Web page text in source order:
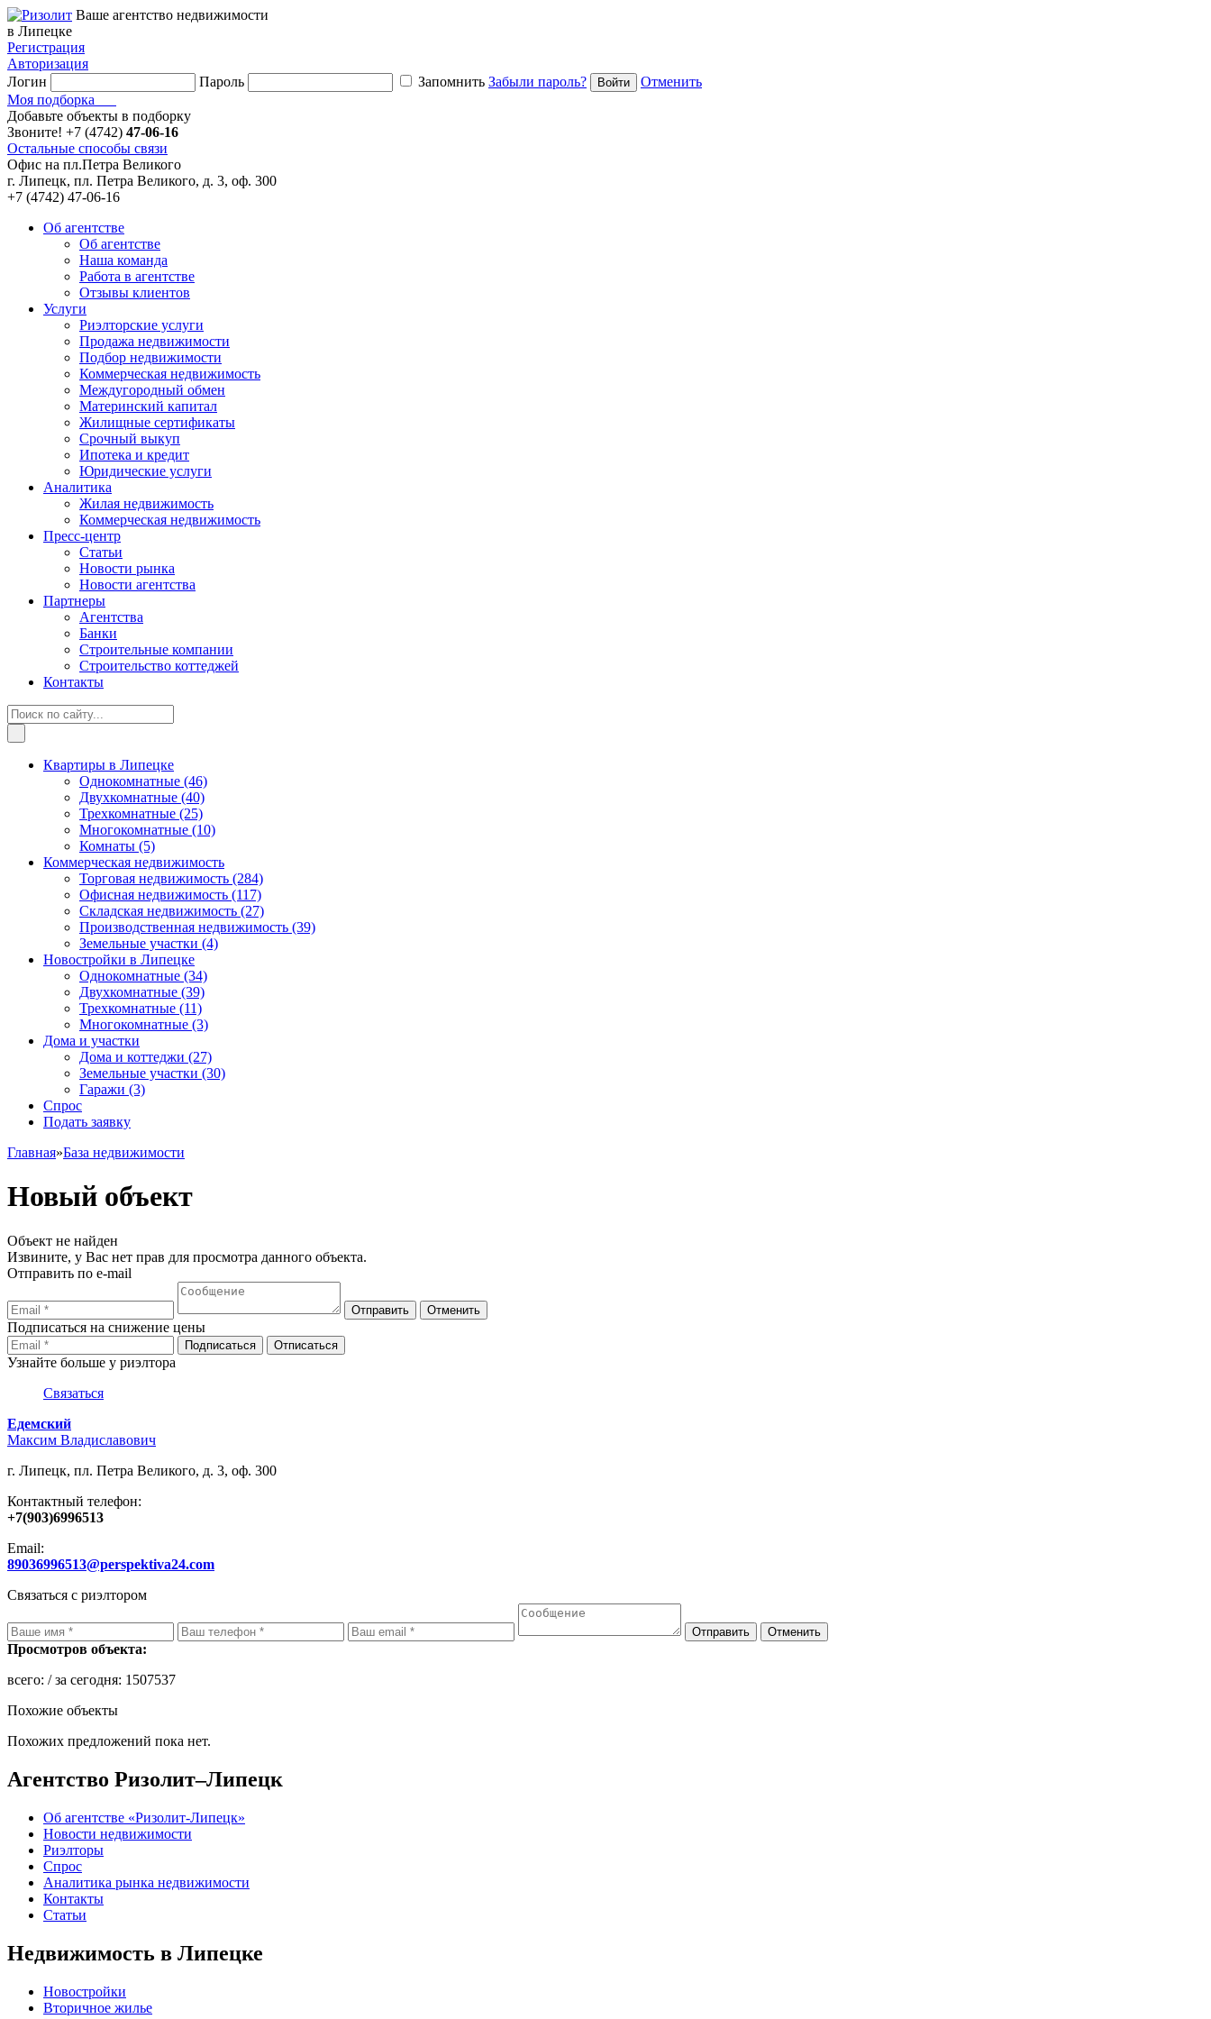
Ваше агентство недвижимости
в Липецке
Регистрация
Авторизация
Логин
Пароль Запомнить Забыли пароль?
Отменить
Моя подборка
Добавьте объекты в подборку
Звоните! +7 (4742) 47-06-16
Остальные способы связи
Офис на пл.Петра Великого
г. Липецк, пл. Петра Великого, д. 3, оф. 300
+7 (4742) 47-06-16
Об агентстве
Об агентстве
Наша команда
Работа в агентстве
Отзывы клиентов
Услуги
Риэлторские услуги
Продажа недвижимости
Подбор недвижимости
Коммерческая недвижимость
Междугородный обмен
Материнский капитал
Жилищные сертификаты
Срочный выкуп
Ипотека и кредит
Юридические услуги
Аналитика
Жилая недвижимость
Коммерческая недвижимость
Пресс-центр
Статьи
Новости рынка
Новости агентства
Партнеры
Агентства
Банки
Строительные компании
Строительство коттеджей
Контакты
Квартиры в Липецке
Однокомнатные (46)
Двухкомнатные (40)
Трехкомнатные (25)
Многокомнатные (10)
Комнаты (5)
Коммерческая недвижимость
Торговая недвижимость (284)
Офисная недвижимость (117)
Складская недвижимость (27)
Производственная недвижимость (39)
Земельные участки (4)
Новостройки в Липецке
Однокомнатные (34)
Двухкомнатные (39)
Трехкомнатные (11)
Многокомнатные (3)
Дома и участки
Дома и коттеджи (27)
Земельные участки (30)
Гаражи (3)
Спрос
Подать заявку
Главная»База недвижимости
Новый объект
Объект не найден
Извините, у Вас нет прав для просмотра данного объекта.
Отправить по e-mail
Подписаться на снижение цены
Узнайте больше у риэлтора
Связаться
Едемский
Максим Владиславович
г. Липецк, пл. Петра Великого, д. 3, оф. 300
Контактный телефон:
+7(903)6996513
Email:
89036996513@perspektiva24.com
Связаться с риэлтором
Просмотров объекта:
всего: / за сегодня: 1507537
Похожие объекты
Похожих предложений пока нет.
Агентство Ризолит–Липецк
Об агентстве «Ризолит-Липецк»
Новости недвижимости
Риэлторы
Спрос
Аналитика рынка недвижимости
Контакты
Статьи
Недвижимость в Липецке
Новостройки
Вторичное жилье